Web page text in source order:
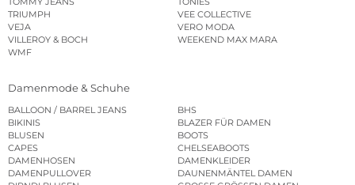
TRIUMPH
VEE COLLECTIVE
VEJA
VERO MODA
VILLEROY & BOCH
WEEKEND MAX MARA
WMF
Damenmode & Schuhe
BALLOON / BARREL JEANS
BHS
BIKINIS
BLAZER FÜR DAMEN
BLUSEN
BOOTS
CAPES
CHELSEABOOTS
DAMENHOSEN
DAMENKLEIDER
DAMENPULLOVER
DAUNENMÄNTEL DAMEN